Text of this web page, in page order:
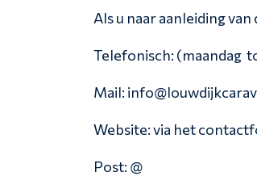
Als u naar aanleiding
Telefonisch: (maandag
Mail:
Website: via het
Post: @